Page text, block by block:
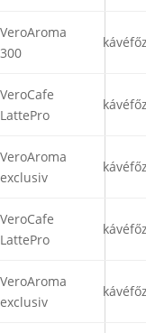
VeroAroma
300
VeroCafe
LattePro
VeroAroma
exclusiv
VeroCafe
LattePro
VeroAroma
exclusiv